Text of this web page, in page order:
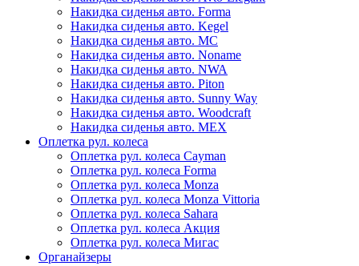
Накидка сиденья авто. Forma
Накидка сиденья авто. Kegel
Накидка сиденья авто. MC
Накидка сиденья авто. Noname
Накидка сиденья авто. NWA
Накидка сиденья авто. Piton
Накидка сиденья авто. Sunny Way
Накидка сиденья авто. Woodcraft
Накидка сиденья авто. МЕХ
Оплетка рул. колеса
Оплетка рул. колеса Cayman
Оплетка рул. колеса Forma
Оплетка рул. колеса Monza
Оплетка рул. колеса Monza Vittoria
Оплетка рул. колеса Sahara
Оплетка рул. колеса Акция
Оплетка рул. колеса Мигас
Органайзеры